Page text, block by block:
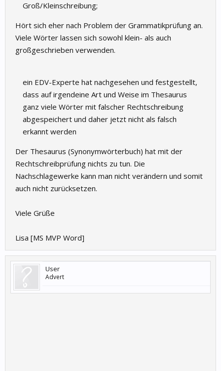
Groß/Kleinschreibung;
Hört sich eher nach Problem der Grammatikprüfung an.
Viele Wörter lassen sich sowohl klein- als auch
großgeschrieben verwenden.
ein EDV-Experte hat nachgesehen und festgestellt,
dass auf irgendeine Art und Weise im Thesaurus
ganz viele Wörter mit falscher Rechtschreibung
abgespeichert und daher jetzt nicht als falsch
erkannt werden
Der Thesaurus (Synonymwörterbuch) hat mit der
Rechtschreibprüfung nichts zu tun. Die
Nachschlagewerke kann man nicht verändern und somit
auch nicht zurücksetzen.
Viele Grüße
Lisa [MS MVP Word]
User
Advert